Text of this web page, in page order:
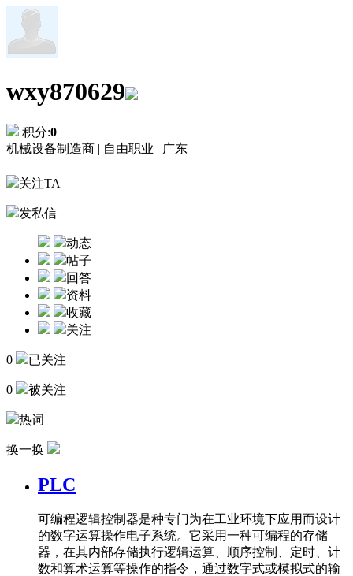
wxy870629
积分:0
机械设备制造商 | 自由职业 | 广东
关注TA
发私信
动态
帖子
回答
资料
收藏
关注
0 已关注
0 被关注
热词
换一换
PLC
可编程逻辑控制器是种专门为在工业环境下应用而设计
的数字运算操作电子系统。它采用一种可编程的存储
器，在其内部存储执行逻辑运算、顺序控制、定时、计
数和算术运算等操作的指令，通过数字式或模拟式的输